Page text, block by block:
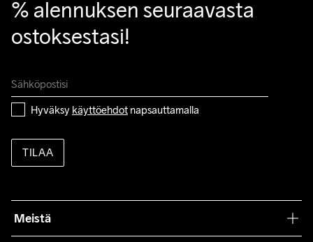
% alennuksen seuraavasta
ostoksestasi!
Hyväksy käyttöehdot napsauttamalla
TILAA
Meistä